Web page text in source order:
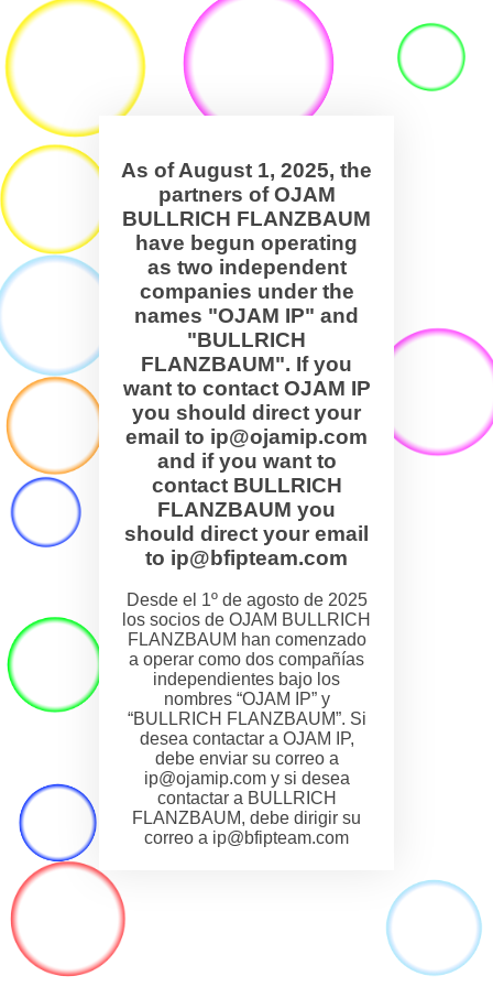
As of August 1, 2025, the
partners of OJAM
BULLRICH FLANZBAUM
have begun operating
as two independent
companies under the
names "OJAM IP" and
"BULLRICH
FLANZBAUM". If you
want to contact OJAM IP
you should direct your
email to ip@ojamip.com
and if you want to
contact BULLRICH
FLANZBAUM you
should direct your email
to ip@bfipteam.com
Desde el 1º de agosto de 2025
los socios de OJAM BULLRICH
FLANZBAUM han comenzado
a operar como dos compañías
independientes bajo los
nombres “OJAM IP” y
“BULLRICH FLANZBAUM”. Si
desea contactar a OJAM IP,
debe enviar su correo a
ip@ojamip.com y si desea
contactar a BULLRICH
FLANZBAUM, debe dirigir su
correo a ip@bfipteam.com